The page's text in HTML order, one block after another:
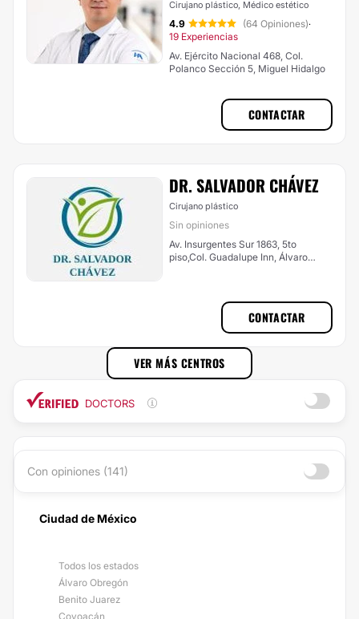
Cirujano plástico, Médico estético
4.9 (64 Opiniones)·
19 Experiencias
Av. Ejército Nacional 468, Col.
Polanco Sección 5, Miguel Hidalgo
CONTACTAR
DR. SALVADOR CHÁVEZ
Cirujano plástico
Sin opiniones
Av. Insurgentes Sur 1863, 5to
piso,Col. Guadalupe Inn, Álvaro
CONTACTAR
VER MÁS CENTROS
DOCTORS
Con opiniones (141)
Ciudad de México
Todos los estados
Álvaro Obregón
Benito Juarez
Coyoacán